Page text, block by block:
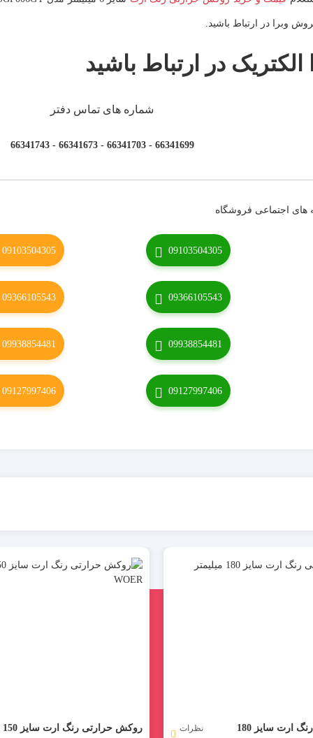
وبرا در ارتباط باشید.
در ارتباط باشید
شماره های تماس دفتر
66341699 - 66341703 - 66341673 - 66341743
های اجتماعی فروشگاه
09103504305
09103504305
09366105543
09366105543
09938854481
09938854481
09127997406
09127997406
روکش حرارتی رنگ ارت سایز 180
نظرات
روکش حرارتی رنگ ارت سایز 150